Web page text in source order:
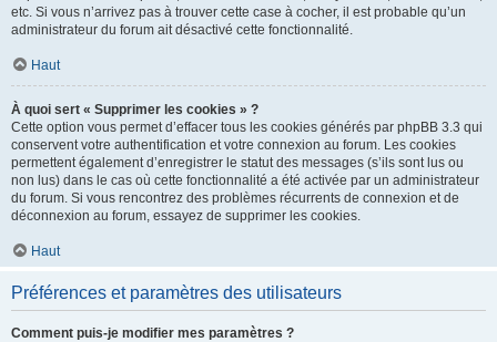
etc. Si vous n’arrivez pas à trouver cette case à cocher, il est probable qu’un
administrateur du forum ait désactivé cette fonctionnalité.
Haut
À quoi sert « Supprimer les cookies » ?
Cette option vous permet d’effacer tous les cookies générés par phpBB 3.3 qui
conservent votre authentification et votre connexion au forum. Les cookies
permettent également d’enregistrer le statut des messages (s’ils sont lus ou
non lus) dans le cas où cette fonctionnalité a été activée par un administrateur
du forum. Si vous rencontrez des problèmes récurrents de connexion et de
déconnexion au forum, essayez de supprimer les cookies.
Haut
Préférences et paramètres des utilisateurs
Comment puis-je modifier mes paramètres ?